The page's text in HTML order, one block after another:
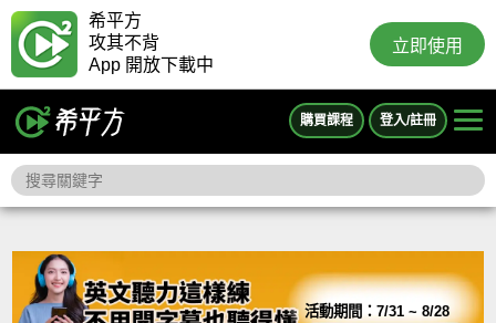
希平方
攻其不背
App 開放下載中
立即使用
購買課程 登入/註冊
活動期間：7/31 ~ 8/28